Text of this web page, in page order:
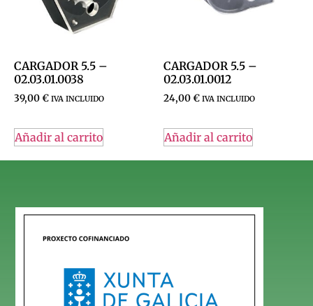
CARGADOR 5.5 –
02.03.01.0038
39,00€ IVA INCLUIDO
Añadir al carrito
CARGADOR 5.5 –
02.03.01.0012
24,00€ IVA INCLUIDO
Añadir al carrito